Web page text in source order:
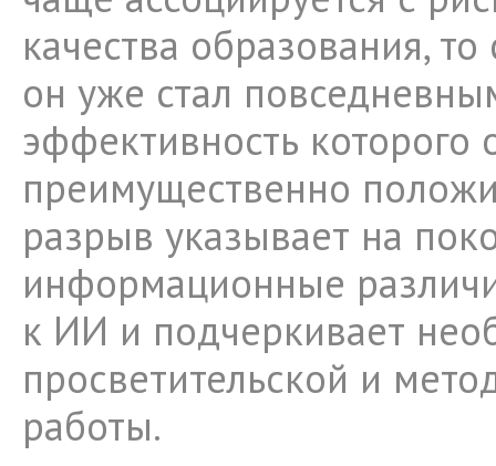
качества образования,
он уже стал
эффективность которого
преимущественно
разрыв указывает на
информационные
к ИИ и подчеркивает
просветительской и
работы.